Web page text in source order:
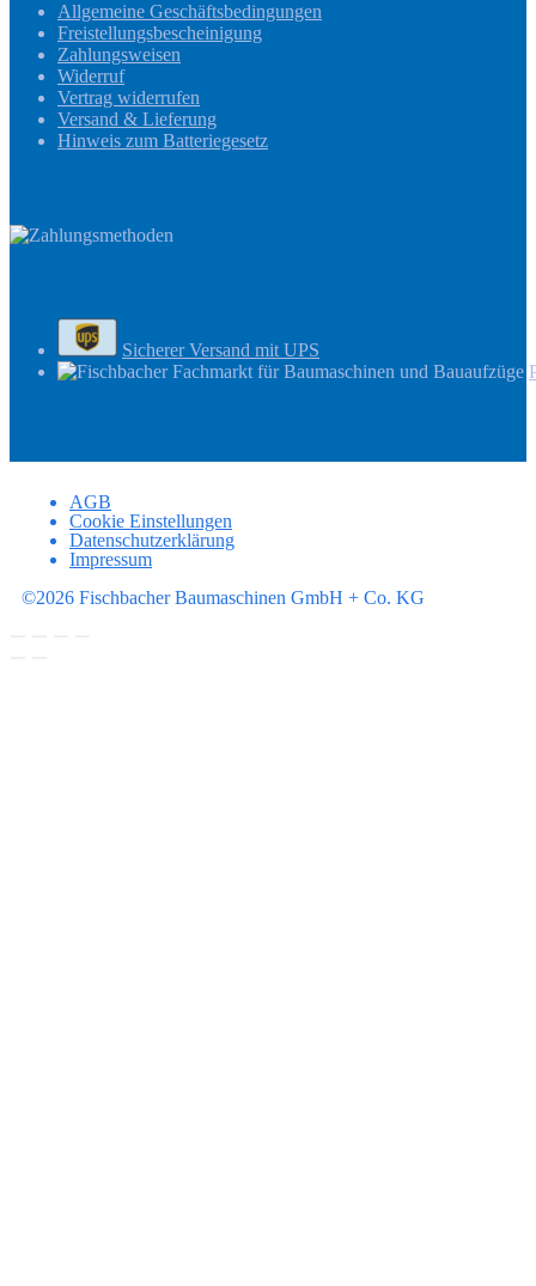
Allgemeine Geschäftsbedingungen
Freistellungsbescheinigung
Zahlungsweisen
Widerruf
Vertrag widerrufen
Versand & Lieferung
Hinweis zum Batteriegesetz
Sicherer Versand mit UPS
AGB
Cookie Einstellungen
Datenschutzerklärung
Impressum
©2026 Fischbacher Baumaschinen GmbH + Co. KG